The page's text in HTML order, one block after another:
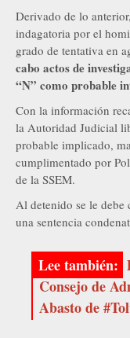
Derivado de lo
indagatoria por el
grado de tentativa en
cabo actos de
“N” como probable
Con la información
la Autoridad Judicial
probable implicado,
cumplimentado por
de la SSEM.
Al detenido se le debe
una sentencia
Consejo de
Abasto de